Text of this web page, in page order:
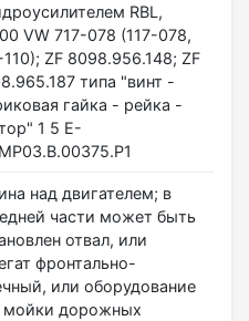
RBL,
VW 717-078 (117-078,
110); ZF 8098.956.148; ZF
типа "винт -
гайка - рейка -
1 5 E-
над двигателем; в
части может быть
отвал, или
фронтально-
или оборудование
мойки дорожных